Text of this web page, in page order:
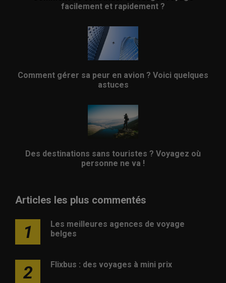
facilement et rapidement ?
Comment gérer sa peur en avion ? Voici quelques
astuces
Des destinations sans touristes ? Voyagez où
personne ne va !
Articles les plus commentés
1
Les meilleures agences de voyage
belges
2 Flixbus : des voyages à mini prix